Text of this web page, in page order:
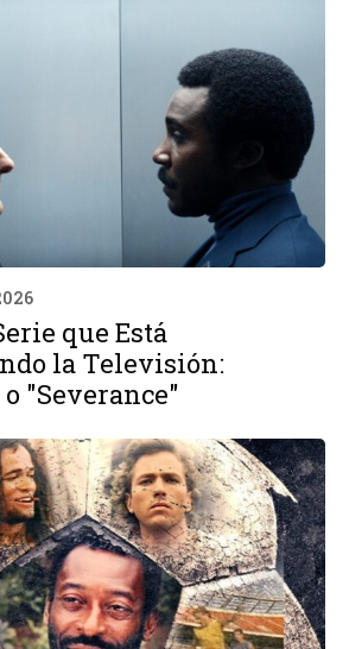
que Está
la Televisión:
"Severance"